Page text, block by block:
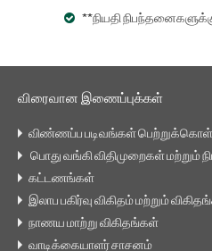
**நியதி
விரைவான இணைப்புக்கள்
விண்ணப்ப படிவங்கள்
பொது வங்கி விதிமுறைகள் மற்றும்
கட்டணங்கள்
இலாப பகிர்வு விகிதம் மற்றும்
நாணய மாற்று விகிதங்கள்
வாடிக்கையாளர் சாசனம்